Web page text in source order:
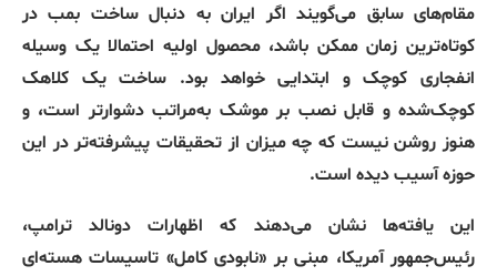
مقام‌های سابق می‌گویند اگر ایران به دنبال ساخت بمب در
کوتاه‌ترین زمان ممکن باشد، محصول اولیه احتمالا یک وسیله
انفجاری کوچک و ابتدایی خواهد بود. ساخت یک کلاهک
کوچک‌شده و قابل نصب بر موشک به‌مراتب دشوارتر است، و
هنوز روشن نیست که چه میزان از تحقیقات پیشرفته‌تر در این
حوزه آسیب دیده است.
این یافته‌ها نشان می‌دهند که اظهارات دونالد ترامپ،
رئیس‌جمهور آمریکا، مبنی بر «نابودی کامل» تاسیسات هسته‌ای